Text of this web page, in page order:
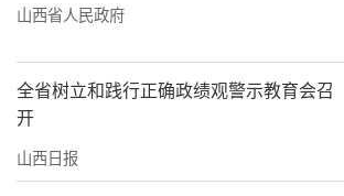
山西省人民政府
全省树立和践行正确政绩观警示教育会召
开
山西日报